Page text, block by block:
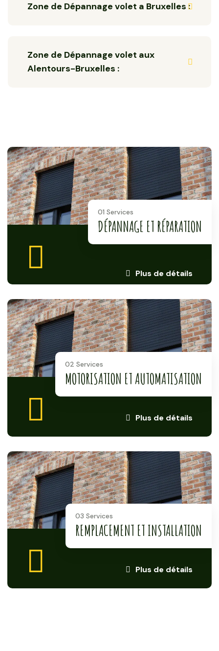
Zone de Dépannage volet a Bruxelles :
Zone de Dépannage volet aux
Alentours-Bruxelles :
Plus de détails
01 Services
DÉPANNAGE ET RÉPARATION
Plus de détails
02 Services
MOTORISATION ET AUTOMATISATION
Plus de détails
03 Services
REMPLACEMENT ET INSTALLATION